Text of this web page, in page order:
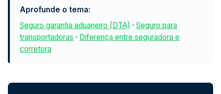
Aprofunde o tema:
Seguro garantia aduaneiro (DTA) · Seguro para
transportadoras · Diferença entre seguradora e
corretora